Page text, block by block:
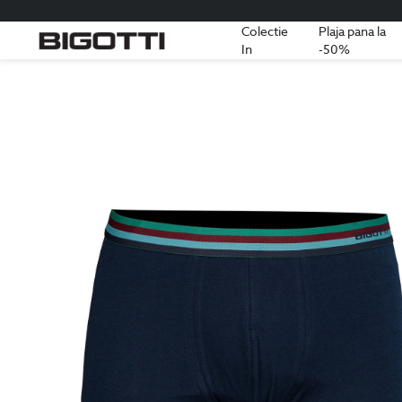
Colectie
In
Plaja pana la
-50%